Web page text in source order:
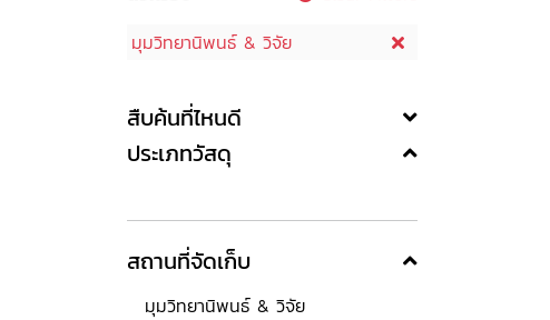
มุมวิทยานิพนธ์ & วิจัย
สืบค้นที่ไหนดี
ประเภทวัสดุ
สถานที่จัดเก็บ
มุมวิทยานิพนธ์ & วิจัย